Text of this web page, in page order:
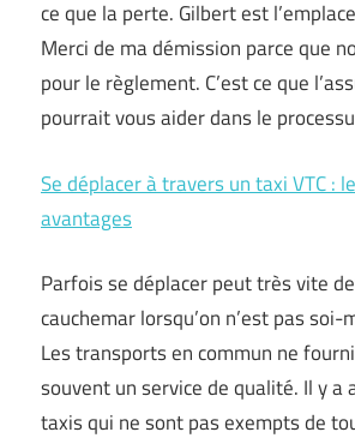
ce que la perte. Gilbert est
Merci de ma démission parce que
pour le règlement. C’est ce que
pourrait vous aider dans le
Se déplacer à travers un taxi VTC :
avantages
Parfois se déplacer peut très vite
cauchemar lorsqu’on n’est pas soi-
Les transports en commun ne
souvent un service de qualité. Il y a
taxis qui ne sont pas exempts de